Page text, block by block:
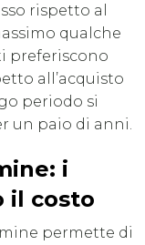
rispetto al
qualche
preferiscono
all’acquisto
periodo si
un paio di anni.
i
il costo
permette di